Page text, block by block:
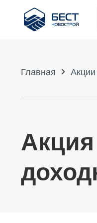
Бест
Новострой
Главная